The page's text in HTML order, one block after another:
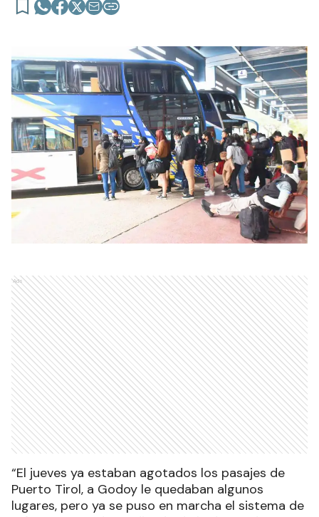
Ads
“El jueves ya estaban agotados los pasajes de
Puerto Tirol, a Godoy le quedaban algunos
lugares, pero ya se puso en marcha el sistema de